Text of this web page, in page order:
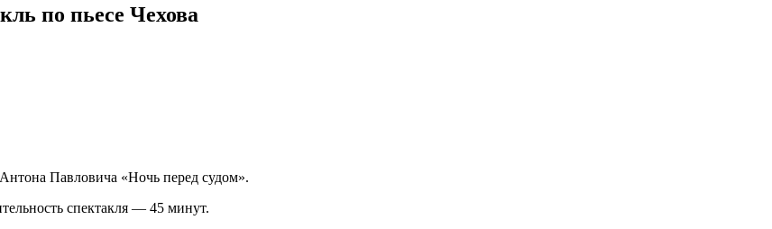
по пьесе Чехова
Павловича «Ночь перед судом».
спектакля — 45 минут.